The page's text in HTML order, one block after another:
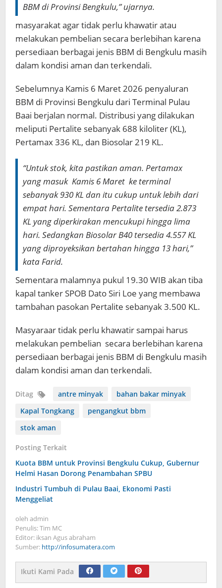
BBM di Provinsi Bengkulu,” ujarnya.
masyarakat agar tidak perlu khawatir atau
melakukan pembelian secara berlebihan karena
persediaan berbagai jenis BBM di Bengkulu masih
dalam kondisi aman dan terkendali.
Sebelumnya Kamis 6 Maret 2026 penyaluran
BBM di Provinsi Bengkulu dari Terminal Pulau
Baai berjalan normal. Distribusi yang dilakukan
meliputi Pertalite sebanyak 688 kiloliter (KL),
Pertamax 336 KL, dan Biosolar 219 KL.
“Untuk stok, kita pastikan aman. Pertamax
yang masuk Kamis 6 Maret ke terminal
sebanyak 930 KL dan itu cukup untuk lebih dari
empat hari. Sementara Pertalite tersedia 2.873
KL yang diperkirakan mencukupi hingga lima
hari. Sedangkan Biosolar B40 tersedia 4.557 KL
yang diproyeksikan bertahan hingga 13 hari,”
kata Farid.
Sementara malamnya pukul 19.30 WIB akan tiba
kapal tanker SPOB Dato Siri Loe yang membawa
tambahan pasokan Pertalite sebanyak 3.500 KL.
Masyaraar tidak perlu khawatir sampai harus
melakukan pembelian secara berlebihan karena
persediaan berbagai jenis BBM di Bengkulu masih
dalam kondisi aman dan terkendali.
Ditag antre minyak
bahan bakar minyak
Kapal Tongkang
pengangkut bbm
stok aman
Posting Terkait
Kuota BBM untuk Provinsi Bengkulu Cukup, Gubernur
Helmi Hasan Dorong Penambahan SPBU
Industri Tumbuh di Pulau Baai, Ekonomi Pasti
Menggeliat
oleh admin
Penulis: Tim MC
Editor: iksan Agus abraham
Sumber: http://infosumatera.com
Ikuti Kami Pada